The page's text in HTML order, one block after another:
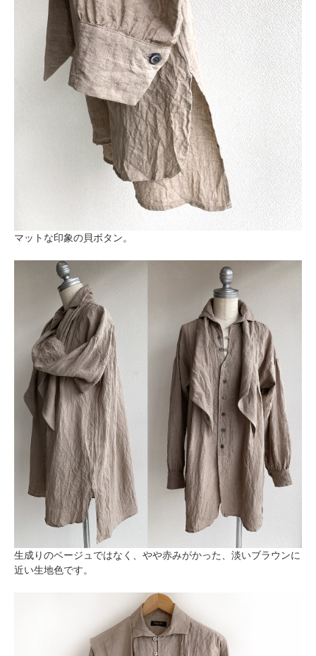
マットな印象の貝ボタン。
生成りのベージュではなく、やや赤みがかった、淡いブラウンに
近い生地色です。